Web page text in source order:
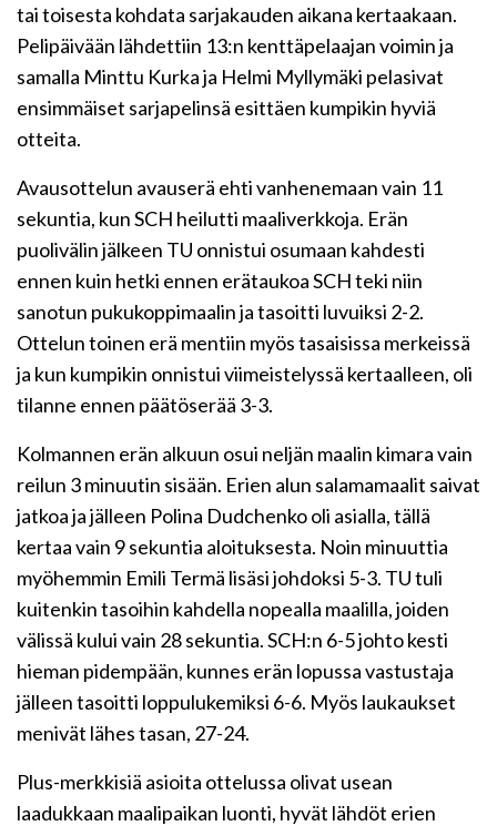
tai toisesta kohdata sarjakauden aikana kertaakaan.
Pelipäivään lähdettiin 13:n kenttäpelaajan voimin ja
samalla Minttu Kurka ja Helmi Myllymäki pelasivat
ensimmäiset sarjapelinsä esittäen kumpikin hyviä
otteita.
Avausottelun avauserä ehti vanhenemaan vain 11
sekuntia, kun SCH heilutti maaliverkkoja. Erän
puolivälin jälkeen TU onnistui osumaan kahdesti
ennen kuin hetki ennen erätaukoa SCH teki niin
sanotun pukukoppimaalin ja tasoitti luvuiksi 2-2.
Ottelun toinen erä mentiin myös tasaisissa merkeissä
ja kun kumpikin onnistui viimeistelyssä kertaalleen, oli
tilanne ennen päätöserää 3-3.
Kolmannen erän alkuun osui neljän maalin kimara vain
reilun 3 minuutin sisään. Erien alun salamamaalit saivat
jatkoa ja jälleen Polina Dudchenko oli asialla, tällä
kertaa vain 9 sekuntia aloituksesta. Noin minuuttia
myöhemmin Emili Termä lisäsi johdoksi 5-3. TU tuli
kuitenkin tasoihin kahdella nopealla maalilla, joiden
välissä kului vain 28 sekuntia. SCH:n 6-5 johto kesti
hieman pidempään, kunnes erän lopussa vastustaja
jälleen tasoitti loppulukemiksi 6-6. Myös laukaukset
menivät lähes tasan, 27-24.
Plus-merkkisiä asioita ottelussa olivat usean
laadukkaan maalipaikan luonti, hyvät lähdöt erien